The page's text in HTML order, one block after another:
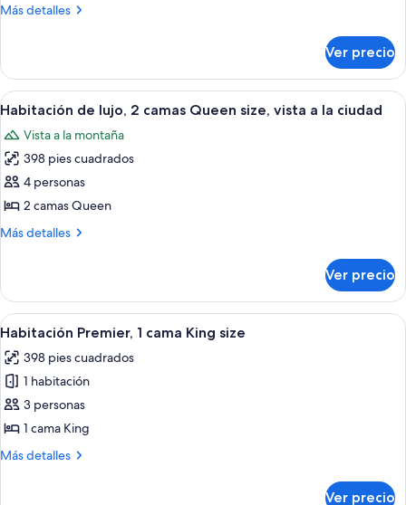
1
size,
vista
la
ciudad
Más detalles
Más
de
lujo,
1
King
size,
vista
a
la
Ver precio
Abrir
todas
las
fotos
de
Habitación
de
camas
Queen
size,
vista
a
la
ciudad
Habitación de hotel con dos camas,
2
Habitación de lujo, 2 camas Queen size, vista a la ciudad
Vista a la montaña
398 pies cuadrados
4 personas
2 camas Queen
Más detalles
Más
de
lujo,
2
Queen
size,
vista
a
la
Ver precio
Abrir
todas
las
fotos
de
Habitación
Premier,
Una habitación de hotel con una
2
Habitación Premier, 1 cama King size
398 pies cuadrados
1 habitación
3 personas
1 cama King
Más detalles
Más
Ver precio